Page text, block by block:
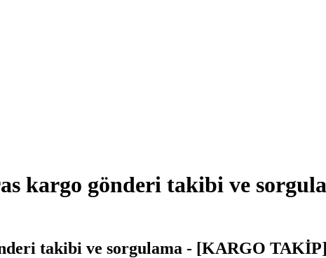
kargo gönderi takibi ve
takibi ve sorgulama - [KARGO